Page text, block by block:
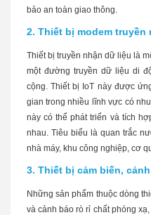
bảo an toàn giao thông.
2. Thiết bị modem truyền
Thiết bị truyền nhận dữ liệu là
một đường truyền dữ liệu di
cộng. Thiết bị IoT này được
gian trong nhiều lĩnh vực có
này có thể phát triển và tích
nhau. Tiêu biểu là quan trắc
nhà máy, khu công nghiệp, cơ
3. Thiết bị cảm biến,
Những sản phẩm thuộc dòng
và cảnh báo rò rỉ chất phóng